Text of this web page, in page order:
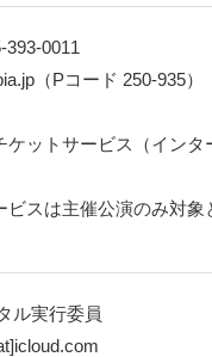
0011
（Pコード 250-935）
ットサービス（インタ
ビスは主催公演のみ対象
ル実行委員